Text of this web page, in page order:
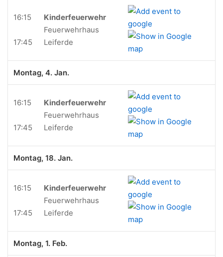
16:15
17:45
Kinderfeuerwehr
Feuerwehrhaus
Leiferde
Montag, 4. Jan.
16:15
17:45
Kinderfeuerwehr
Feuerwehrhaus
Leiferde
Montag, 18. Jan.
16:15
17:45
Kinderfeuerwehr
Feuerwehrhaus
Leiferde
Montag, 1. Feb.